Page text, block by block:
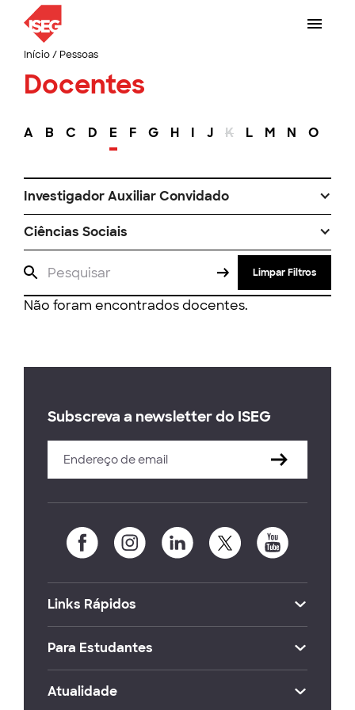
Início/ Pessoas
Docentes
A B C D E F G H I J K L M N O
Investigador Auxiliar Convidado
Ciências Sociais
Limpar Filtros
Não foram encontrados docentes.
Subscreva a newsletter do ISEG
Links Rápidos
Para Estudantes
Atualidade